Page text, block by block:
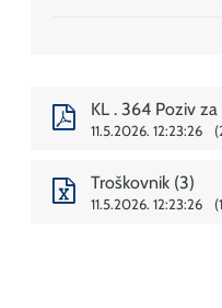
KL . 364 Poziv
11.5.2026. 12:23:26
Troškovnik (3)
11.5.2026. 12:23:26